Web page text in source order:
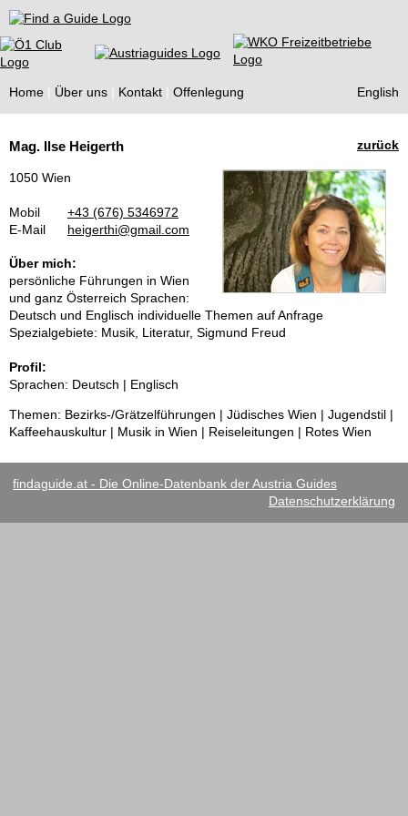
Find a Guide
Home Über uns Kontakt Offenlegung English
Guides
zurück
Mag. Ilse Heigerth
1050 Wien
Mobil
+43 (676) 5346972
E-Mail
heigerthi@gmail.com
Über mich:
persönliche Führungen in Wien
und ganz Österreich Sprachen:
Deutsch und Englisch individuelle Themen auf Anfrage
Spezialgebiete: Musik, Literatur, Sigmund Freud
Profil:
Sprachen: Deutsch | Englisch
Themen: Bezirks-/Grätzelführungen | Jüdisches Wien | Jugendstil |
Kaffeehauskultur | Musik in Wien | Reiseleitungen | Rotes Wien
findaguide.at - Die Online-Datenbank der Austria Guides
Datenschutzerklärung